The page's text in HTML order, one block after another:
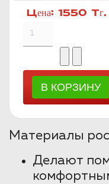
Цена: 1550 Тг.
Материалы
Делают